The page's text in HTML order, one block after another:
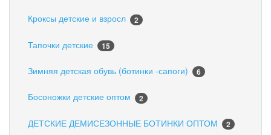
Кроксы детские и взросл 2
Тапочки детские 15
Зимняя детская обувь (ботинки -сапоги) 6
Босоножки детские оптом 2
ДЕТСКИЕ ДЕМИСЕЗОННЫЕ БОТИНКИ ОПТОМ 2